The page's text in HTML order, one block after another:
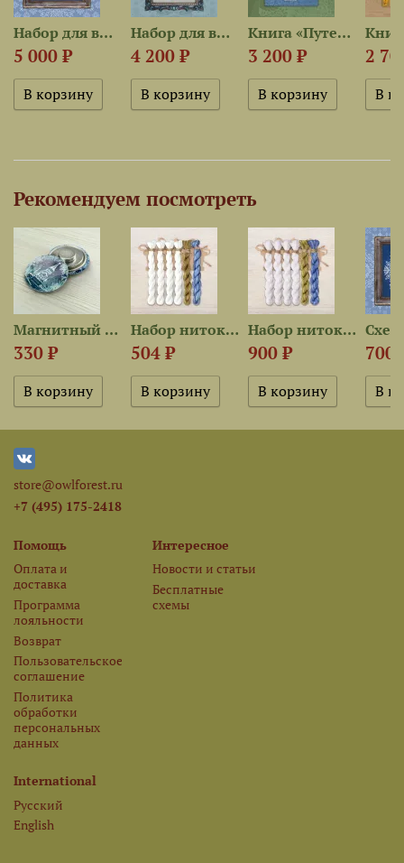
Набор для вышивания...
5 000 ₽
Набор для вышивания...
4 200 ₽
Книга «Путеводитель по...
3 200 ₽ 2
Рекомендуем посмотреть
Магнитный держатель...
330 ₽
Набор ниток OwlForest для...
504 ₽
Набор ниток OwlForest для...
900 ₽ 700
store@owlforest.ru
+7 (495) 175-2418
Помощь
Оплата и
доставка
Программа
лояльности
Возврат
Пользовательское
соглашение
Политика
обработки
персональных
данных
Интересное
Новости и статьи
Бесплатные
схемы
International
Русский
English